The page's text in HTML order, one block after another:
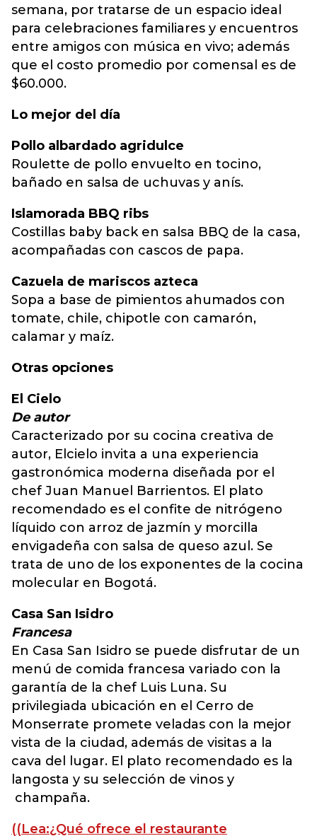
semana, por tratarse de un espacio ideal
para celebraciones familiares y encuentros
entre amigos con música en vivo; además
que el costo promedio por comensal es de
$60.000.
Lo mejor del día
Pollo albardado agridulce
Roulette de pollo envuelto en tocino,
bañado en salsa de uchuvas y anís.
Islamorada BBQ ribs
Costillas baby back en salsa BBQ de la casa,
acompañadas con cascos de papa.
Cazuela de mariscos azteca
Sopa a base de pimientos ahumados con
tomate, chile, chipotle con camarón,
calamar y maíz.
Otras opciones
El Cielo
De autor
Caracterizado por su cocina creativa de
autor, Elcielo invita a una experiencia
gastronómica moderna diseñada por el
chef Juan Manuel Barrientos. El plato
recomendado es el confite de nitrógeno
líquido con arroz de jazmín y morcilla
envigadeña con salsa de queso azul. Se
trata de uno de los exponentes de la cocina
molecular en Bogotá.
Casa San Isidro
Francesa
En Casa San Isidro se puede disfrutar de un
menú de comida francesa variado con la
garantía de la chef Luis Luna. Su
privilegiada ubicación en el Cerro de
Monserrate promete veladas con la mejor
vista de la ciudad, además de visitas a la
cava del lugar. El plato recomendado es la
langosta y su selección de vinos y
champaña.
((Lea:¿Qué ofrece el restaurante